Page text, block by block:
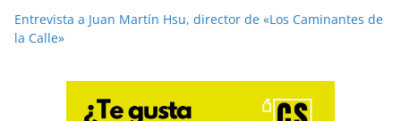
Entrevista a Juan Martín Hsu, director de «Los Caminantes de
la Calle»